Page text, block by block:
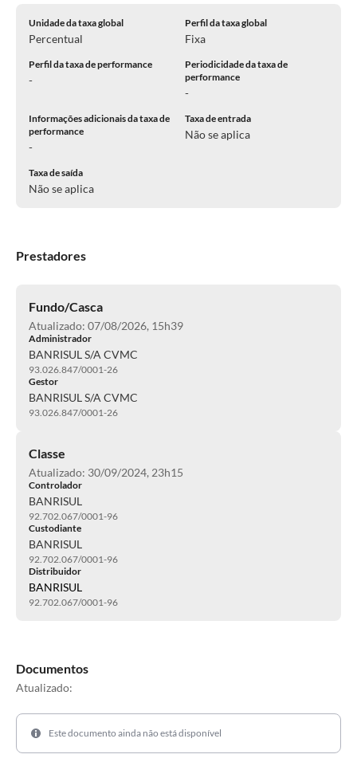
Unidade da taxa global
Percentual
Perfil da taxa global
Fixa
Perfil da taxa de performance
-
Periodicidade da taxa de
performance
-
Informações adicionais da taxa de
performance
-
Taxa de entrada
Não se aplica
Taxa de saída
Não se aplica
Prestadores
Fundo/Casca
Atualizado: 07/08/2026, 15h39
Administrador
BANRISUL S/A CVMC
93.026.847/0001-26
Gestor
BANRISUL S/A CVMC
93.026.847/0001-26
Classe
Atualizado: 30/09/2024, 23h15
Controlador
BANRISUL
92.702.067/0001-96
Custodiante
BANRISUL
92.702.067/0001-96
Distribuidor
BANRISUL
92.702.067/0001-96
Documentos
Atualizado:
Este documento ainda não está disponível